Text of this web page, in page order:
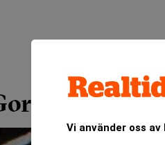
Vi använder oss av